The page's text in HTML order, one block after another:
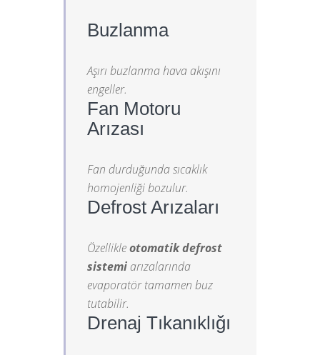
Buzlanma
Aşırı buzlanma hava akışını
engeller.
Fan Motoru
Arızası
Fan durduğunda sıcaklık
homojenliği bozulur.
Defrost Arızaları
Özellikleotomatik defrost
sistemi arızalarında
evaporatör tamamen buz
tutabilir.
Drenaj Tıkanıklığı